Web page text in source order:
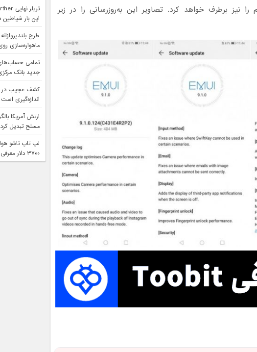
را نیز برطرف خواهد کرد. تصاویر این به‌روزرسانی را در زیر
این بار
طرح
ماهواره‌سازی
تمامی حساب‌های
جدید بانک
کشف عجیب در
اندازه‌گیری است
ارتش آمریکا
مسلح تبدیل کرد
۳۷۰۰ دلار معرفی شد